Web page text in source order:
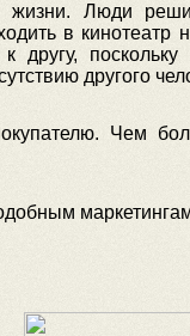
жизни. Люди
в
другу,
другого
Чем